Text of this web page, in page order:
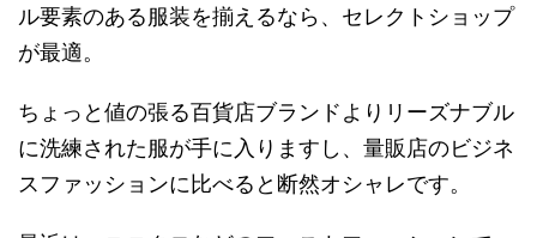
ル要素のある服装を揃えるなら、セレクトショップ
が最適。
ちょっと値の張る百貨店ブランドよりリーズナブル
に洗練された服が手に入りますし、量販店のビジネ
スファッションに比べると断然オシャレです。